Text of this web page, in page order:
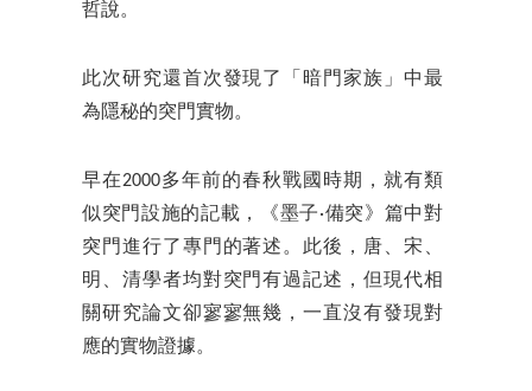
哲說。
此次研究還首次發現了「暗門家族」中最
為隱秘的突門實物。
早在2000多年前的春秋戰國時期，就有類
似突門設施的記載，《墨子·備突》篇中對
突門進行了專門的著述。此後，唐、宋、
明、清學者均對突門有過記述，但現代相
關研究論文卻寥寥無幾，一直沒有發現對
應的實物證據。